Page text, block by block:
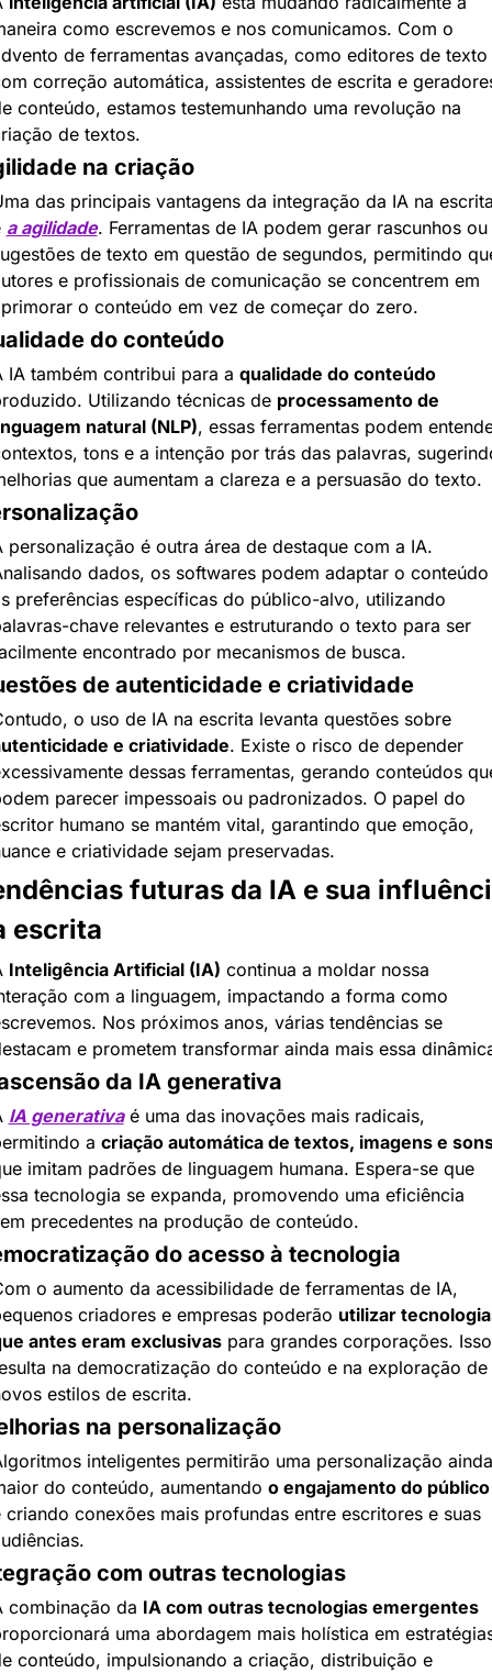
como escrevemos e nos comunicamos. Com o
de ferramentas avançadas, como editores de texto
correção automática, assistentes de escrita e
conteúdo, estamos testemunhando uma revolução na
de textos.
na criação
das principais vantagens da integração da IA na
a agilidade. Ferramentas de IA podem gerar rascunhos ou
de texto em questão de segundos, permitindo
e profissionais de comunicação se concentrem em
o conteúdo em vez de começar do zero.
do conteúdo
IA também contribui para a qualidade do conteúdo
Utilizando técnicas de processamento de
natural (NLP), essas ferramentas podem
tons e a intenção por trás das palavras,
que aumentam a clareza e a persuasão do texto.
personalização é outra área de destaque com a IA.
dados, os softwares podem adaptar o conteúdo
preferências específicas do público-alvo, utilizando
chave relevantes e estruturando o texto para ser
encontrado por mecanismos de busca.
de autenticidade e criatividade
Contudo, o uso de IA na escrita levanta questões sobre
e criatividade. Existe o risco de depender
dessas ferramentas, gerando conteúdos
parecer impessoais ou padronizados. O papel do
humano se mantém vital, garantindo que emoção,
e criatividade sejam preservadas.
futuras da IA e sua
escrita
Inteligência Artificial (IA) continua a moldar nossa
com a linguagem, impactando a forma como
Nos próximos anos, várias tendências se
e prometem transformar ainda mais essa
da IA generativa
IA generativa é uma das inovações mais radicais,
a criação automática de textos, imagens e
imitam padrões de linguagem humana. Espera-se que
tecnologia se expanda, promovendo uma eficiência
precedentes na produção de conteúdo.
do acesso à tecnologia
o aumento da acessibilidade de ferramentas de IA,
criadores e empresas poderão utilizar
antes eram exclusivas para grandes corporações. Isso
na democratização do conteúdo e na exploração de
estilos de escrita.
na personalização
inteligentes permitirão uma personalização ainda
do conteúdo, aumentando o engajamento do público
criando conexões mais profundas entre escritores e suas
com outras tecnologias
combinação da IA com outras tecnologias emergentes
uma abordagem mais holística em
conteúdo, impulsionando a criação, distribuição e